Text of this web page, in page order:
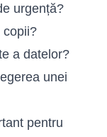
urgență?
copii?
a datelor?
unei
pentru